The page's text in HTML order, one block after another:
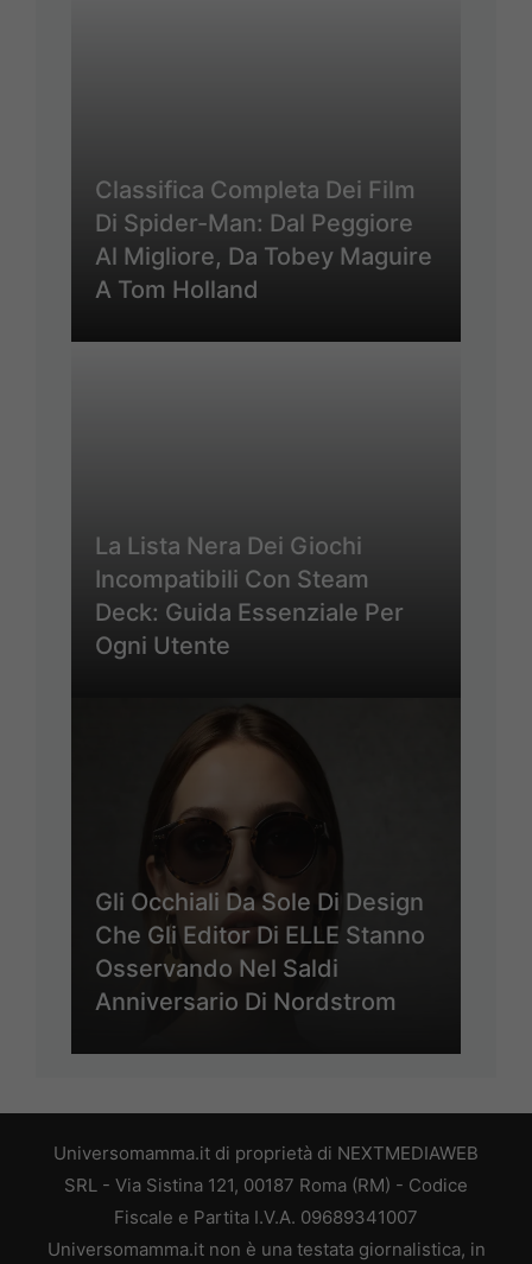
Classifica Completa Dei Film
Di Spider-Man: Dal Peggiore
Al Migliore, Da Tobey Maguire
A Tom Holland
La Lista Nera Dei Giochi
Incompatibili Con Steam
Deck: Guida Essenziale Per
Ogni Utente
Gli Occhiali Da Sole Di Design
Che Gli Editor Di ELLE Stanno
Osservando Nel Saldi
Anniversario Di Nordstrom
Universomamma.it di proprietà di NEXTMEDIAWEB
SRL - Via Sistina 121, 00187 Roma (RM) - Codice
Fiscale e Partita I.V.A. 09689341007
Universomamma.it non è una testata giornalistica, in